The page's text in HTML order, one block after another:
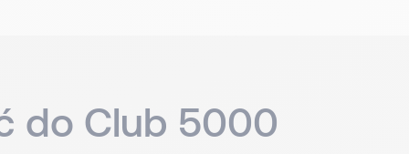
do Club 5000